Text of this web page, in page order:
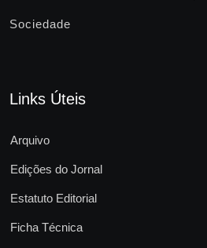
Sociedade
Links Úteis
Arquivo
Edições do Jornal
Estatuto Editorial
Ficha Técnica